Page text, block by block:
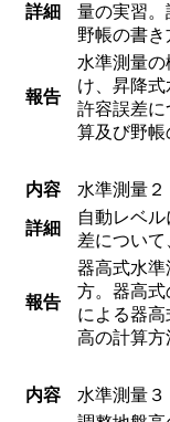
詳細
量の実習
野帳の書き
報告
水準測量
け、昇降
許容誤差
算及び野帳
内容
水準測量２
詳細
自動レベ
差につい
報告
器高式水準
方。器高
による器
高の計算方
内容
水準測量３